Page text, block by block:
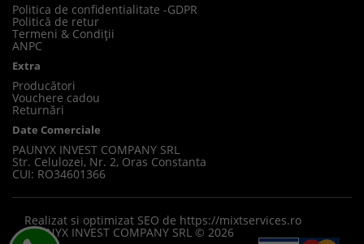
Politica de confidentialitate -GDPR
Politică de retur
Termeni & Condiții
ANPC
Extra
Producători
Vouchere cadou
Returnări
Date Comerciale
PAUNYX INVEST COMPANY SRL
Str. Celulozei, Nr. 2, Oras Constanta
CUI: RO34601366
Realizat si optimizat SEO de https://mixtservices.ro
PAUNYX INVEST COMPANY SRL © 2026